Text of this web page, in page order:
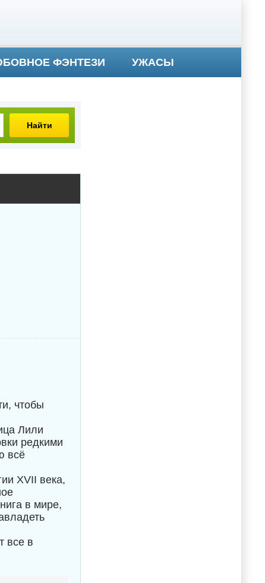
ФЭНТЕЗИ УЖАСЫ
Найти
чтобы
Лили
редкими
всё
XVII века,
в мире,
все в